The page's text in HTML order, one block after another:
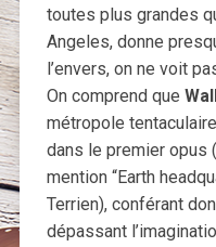
toutes plus grandes
Angeles, donne
l’envers, on ne voit
On comprend que
métropole
dans le premier opus
mention “Earth
Terrien), conférant
dépassant